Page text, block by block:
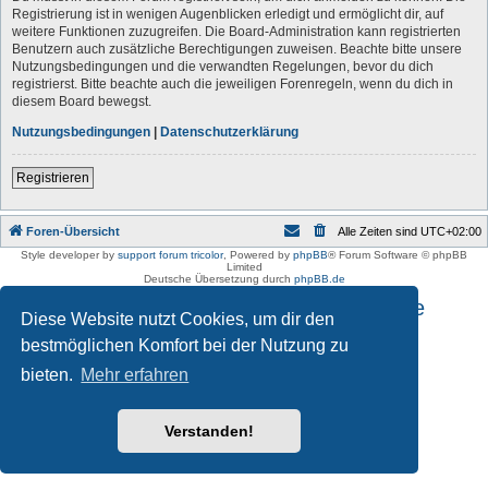
Diese Website nutzt Cookies, um dir den
bestmöglichen Komfort bei der Nutzung zu
bieten. Mehr erfahren
Verstanden!
Registrierung ist in wenigen Augenblicken erledigt und ermöglicht dir, auf
weitere Funktionen zuzugreifen. Die Board-Administration kann registrierten
Benutzern auch zusätzliche Berechtigungen zuweisen. Beachte bitte unsere
Nutzungsbedingungen und die verwandten Regelungen, bevor du dich
registrierst. Bitte beachte auch die jeweiligen Forenregeln, wenn du dich in
diesem Board bewegst.
Nutzungsbedingungen | Datenschutzerklärung
Registrieren
Foren-Übersicht Alle Zeiten sind UTC+02:00
Style developer by support forum tricolor, Powered by phpBB® Forum Software © phpBB
Limited
Deutsche Übersetzung durch phpBB.de
Impressum und Datenschutzhinweise